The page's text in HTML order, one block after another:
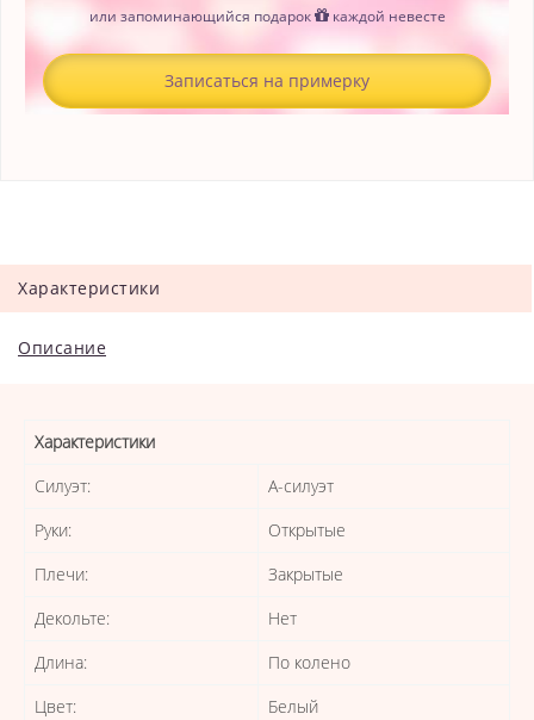
или запоминающийся подарок каждой невесте
Записаться на примерку
Характеристики
Описание
Характеристики
Силуэт:
А-силуэт
Руки:
Открытые
Плечи:
Закрытые
Декольте:
Нет
Длина:
По колено
Цвет:
Белый